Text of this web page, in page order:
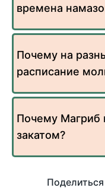
времена
Почему на
расписание
Почему Магриб
закатом?